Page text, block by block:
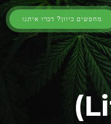
מחפשים כיוון? דברו איתנו